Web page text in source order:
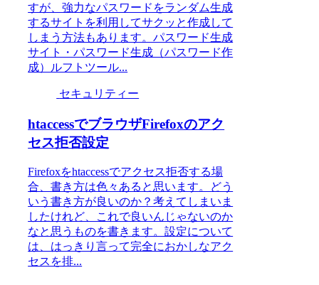
すが、強力なパスワードをランダム生成
するサイトを利用してサクッと作成して
しまう方法もあります。パスワード生成
サイト・パスワード生成（パスワード作
成）ルフトツール...
セキュリティー
htaccessでブラウザFirefoxのアク
セス拒否設定
Firefoxをhtaccessでアクセス拒否する場
合、書き方は色々あると思います。どう
いう書き方が良いのか？考えてしまいま
したけれど、これで良いんじゃないのか
なと思うものを書きます。設定について
は、はっきり言って完全におかしなアク
セスを排...